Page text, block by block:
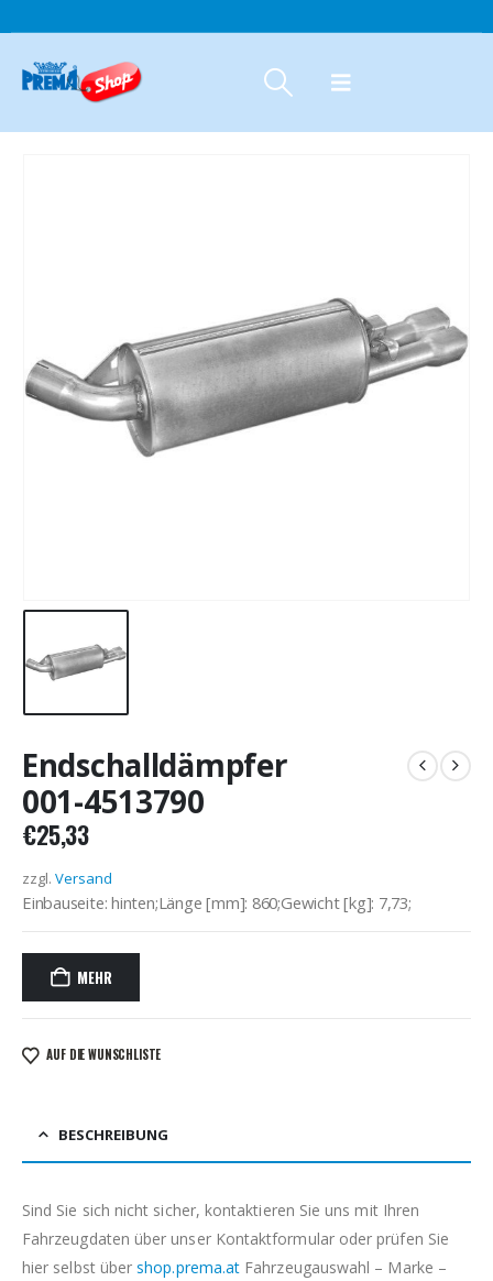
Endschalldämpfer
001-4513790
€25,33
zzgl. Versand
Einbauseite: hinten;Länge [mm]: 860;Gewicht [kg]: 7,73;
MEHR
AUF DIE WUNSCHLISTE
BESCHREIBUNG
Sind Sie sich nicht sicher, kontaktieren Sie uns mit Ihren
Fahrzeugdaten über unser Kontaktformular oder prüfen Sie
hier selbst übershop.prema.at Fahrzeugauswahl – Marke –